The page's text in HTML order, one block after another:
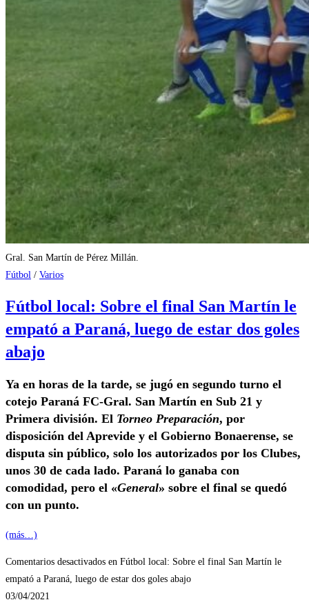
Gral. San Martín de Pérez Millán.
Fútbol / Varios
Fútbol local: Sobre el final San Martín le
empató a Paraná, luego de estar dos goles
abajo
Ya en horas de la tarde, se jugó en segundo turno el
cotejo Paraná FC-Gral. San Martín en Sub 21 y
Primera división. El Torneo Preparación, por
disposición del Aprevide y el Gobierno Bonaerense, se
disputa sin público, solo los autorizados por los Clubes,
unos 30 de cada lado. Paraná lo ganaba con
comodidad, pero el «General» sobre el final se quedó
con un punto.
(más…)
Comentarios desactivados en Fútbol local: Sobre el final San Martín le
empató a Paraná, luego de estar dos goles abajo
03/04/2021